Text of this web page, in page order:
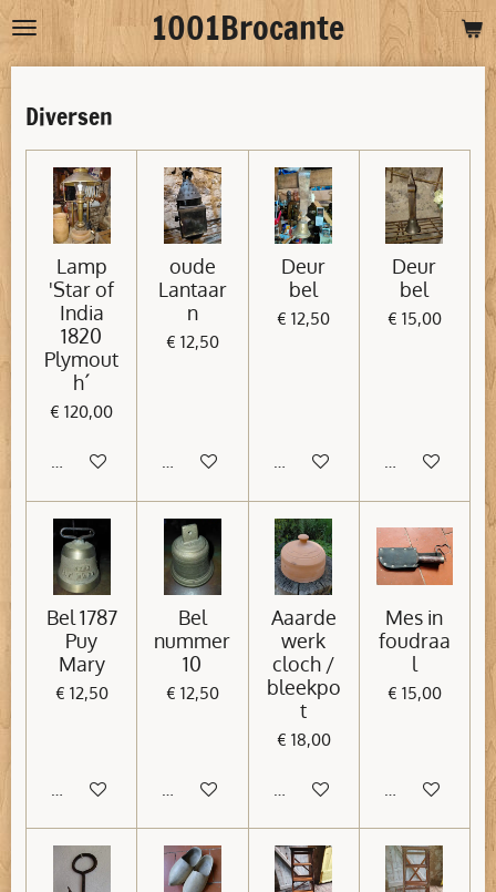
Ga
direct
1001Brocante
Diversen
Lamp
'Star of
India
1820
Plymout
h´
€ 120,00
In winkelwagen
oude
Lantaar
n
€ 12,50
In winkelwagen
Deur
bel
€ 12,50
In winkelwagen
Deur
bel
€ 15,00
In
Bel 1787
Puy
Mary
€ 12,50
In winkelwagen
Bel
nummer
10
€ 12,50
In winkelwagen
Aaarde
werk
cloch /
bleekpo
t
€ 18,00
In winkelwagen
Mes in
foudraa
l
€ 15,00
In